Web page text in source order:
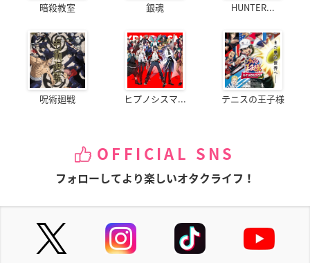
暗殺教室 銀魂 HUNTER...
呪術廻戦 ヒプノシスマ... テニスの王子様
OFFICIAL SNS
フォローしてより楽しいオタクライフ！